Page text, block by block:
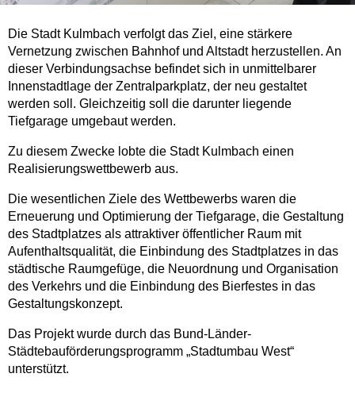
Die Stadt Kulmbach verfolgt das Ziel, eine stärkere
Vernetzung zwischen Bahnhof und Altstadt herzustellen. An
dieser Verbindungsachse befindet sich in unmittelbarer
Innenstadtlage der Zentralparkplatz, der neu gestaltet
werden soll. Gleichzeitig soll die darunter liegende
Tiefgarage umgebaut werden.
Zu diesem Zwecke lobte die Stadt Kulmbach einen
Realisierungswettbewerb aus.
Die wesentlichen Ziele des Wettbewerbs waren die
Erneuerung und Optimierung der Tiefgarage, die Gestaltung
des Stadtplatzes als attraktiver öffentlicher Raum mit
Aufenthaltsqualität, die Einbindung des Stadtplatzes in das
städtische Raumgefüge, die Neuordnung und Organisation
des Verkehrs und die Einbindung des Bierfestes in das
Gestaltungskonzept.
Das Projekt wurde durch das Bund-Länder-
Städtebauförderungsprogramm „Stadtumbau West“
unterstützt.